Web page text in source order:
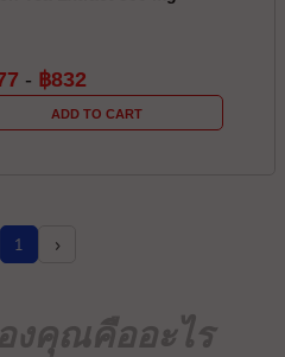
- ฿832
ADD TO CART
1 ›
งคุณคืออะไร